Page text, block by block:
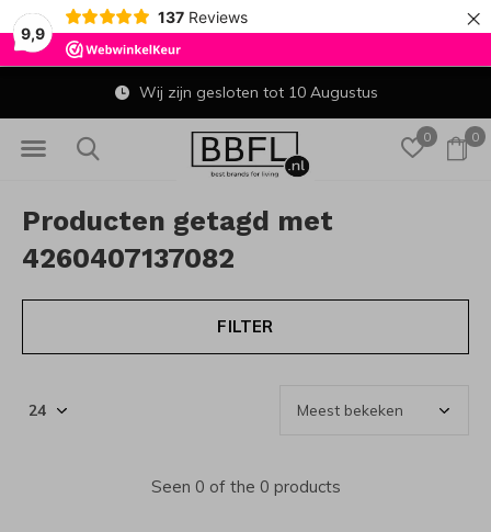
9,9
137 Reviews ×
0 0
Wij zijn gesloten tot 10 Augustus
Producten getagd met
4260407137082
FILTER
Seen 0 of the 0 products